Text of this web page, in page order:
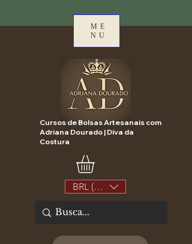
ME
NU
Cursos de Bolsas Artesanais com
Adriana Dourado | Diva da
Costura
BRL (R$)